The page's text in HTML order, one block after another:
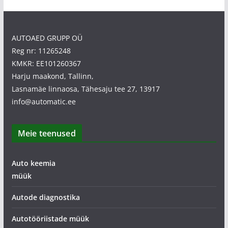
AUTOAED GRUPP OÜ
Reg nr: 11265248
KMKR: EE101260367
Harju maakond, Tallinn,
Lasnamäe linnaosa, Tähesaju tee 27, 13917
info@automatic.ee
Meie teenused
Auto keemia
müük
Autode diagnostika
Autotööriistade müük